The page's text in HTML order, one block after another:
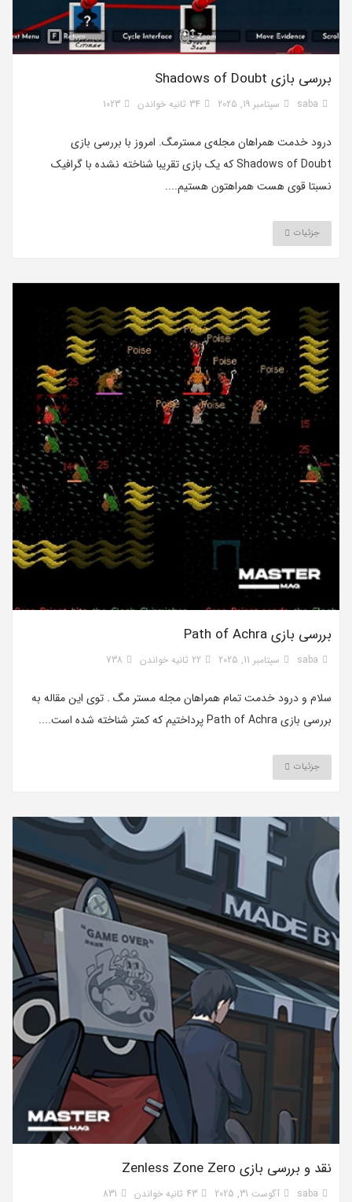
بررسی بازی Shadows of Doubt
saba سپتامبر 19, 2025 34 ثانیه خواندن 1023
درود خدمت همراهان مجله‌ی مسترمگ. امروز با بررسی بازی
Shadows of Doubt که یک بازی تقریبا شناخته نشده با گرافیک
نسبتا قوی هست همراهتون هستیم....
جزئیات
بررسی بازی Path of Achra
saba سپتامبر 11, 2025 22 ثانیه خواندن 738
سلام و درود خدمت تمام همراهان مجله مستر مگ . توی این مقاله به
بررسی بازی Path of Achra پرداختیم که کمتر شناخته شده است....
جزئیات
نقد و بررسی بازی Zenless Zone Zero
saba آگوست 31, 2025 43 ثانیه خواندن 831